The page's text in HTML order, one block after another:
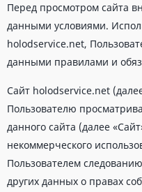
Перед просмотром сайта
данными условиями.
holodservice.net,
данными правилами и
Сайт holodservice.net
Пользователю
данного сайта (далее
некоммерческого
Пользователем
других данных о правах